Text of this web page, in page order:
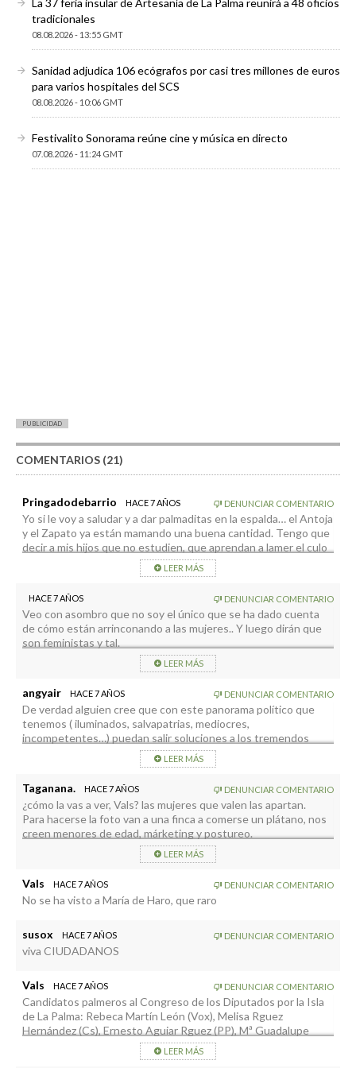
tradicionales
08.08.2026 - 13:55 GMT
Sanidad adjudica 106 ecógrafos por casi tres millones de euros
para varios hospitales del SCS
08.08.2026 - 10:06 GMT
Festivalito Sonorama reúne cine y música en directo
07.08.2026 - 11:24 GMT
PUBLICIDAD
COMENTARIOS (21)
Pringadodebarrio HACE 7 AÑOS DENUNCIAR COMENTARIO
Yo si le voy a saludar y a dar palmaditas en la espalda… el Antoja
y el Zapato ya están mamando una buena cantidad. Tengo que
decir a mis hijos que no estudien, que aprendan a lamer el culo
a los que ya lo lamieron en su momento para que puedan
“mamar de la política” David, Breña baja
LEER MÁS
HACE 7 AÑOS DENUNCIAR COMENTARIO
Veo con asombro que no soy el único que se ha dado cuenta
de cómo están arrinconando a las mujeres.. Y luego dirán que
son feministas y tal.
LEER MÁS
angyair HACE 7 AÑOS DENUNCIAR COMENTARIO
De verdad alguien cree que con este panorama político que
tenemos ( iluminados, salvapatrias, mediocres,
incompetentes…) puedan salir soluciones a los tremendos
problemas que tienen España y los españoles.
LEER MÁS
Taganana. HACE 7 AÑOS DENUNCIAR COMENTARIO
¿cómo la vas a ver, Vals? las mujeres que valen las apartan.
Para hacerse la foto van a una finca a comerse un plátano, nos
creen menores de edad, márketing y postureo.
LEER MÁS
Vals HACE 7 AÑOS DENUNCIAR COMENTARIO
No se ha visto a María de Haro, que raro
susox HACE 7 AÑOS DENUNCIAR COMENTARIO
viva CIUDADANOS
Vals HACE 7 AÑOS DENUNCIAR COMENTARIO
Candidatos palmeros al Congreso de los Diputados por la Isla
de La Palma: Rebeca Martín León (Vox), Melisa Rguez
Hernández (Cs), Ernesto Aguiar Rguez (PP), Mª Guadalupe
González Taño (CC), 0 (Psoe), 0 (IU), 0 (Podemos).
LEER MÁS